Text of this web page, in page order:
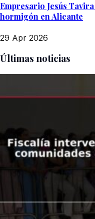
Empresario Jesús
hormigón en Alicante
29 Apr 2026
Últimas noticias